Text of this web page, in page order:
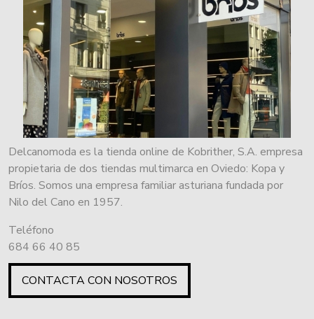
Delcanomoda es la tienda online de Kobrither, S.A. empresa
propietaria de dos tiendas multimarca en Oviedo: Kopa y
Bríos. Somos una empresa familiar asturiana fundada por
Nilo del Cano en 1957.
Teléfono
684 66 40 85
CONTACTA CON NOSOTROS